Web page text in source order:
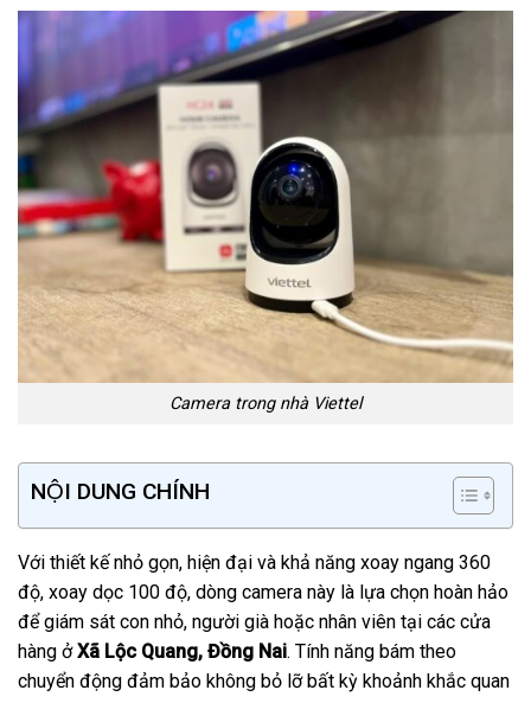
Camera trong nhà Viettel
NỘI DUNG CHÍNH
Với thiết kế nhỏ gọn, hiện đại và khả năng xoay ngang 360
độ, xoay dọc 100 độ, dòng camera này là lựa chọn hoàn hảo
để giám sát con nhỏ, người già hoặc nhân viên tại các cửa
hàng ởXã Lộc Quang, Đồng Nai. Tính năng bám theo
chuyển động đảm bảo không bỏ lỡ bất kỳ khoảnh khắc quan